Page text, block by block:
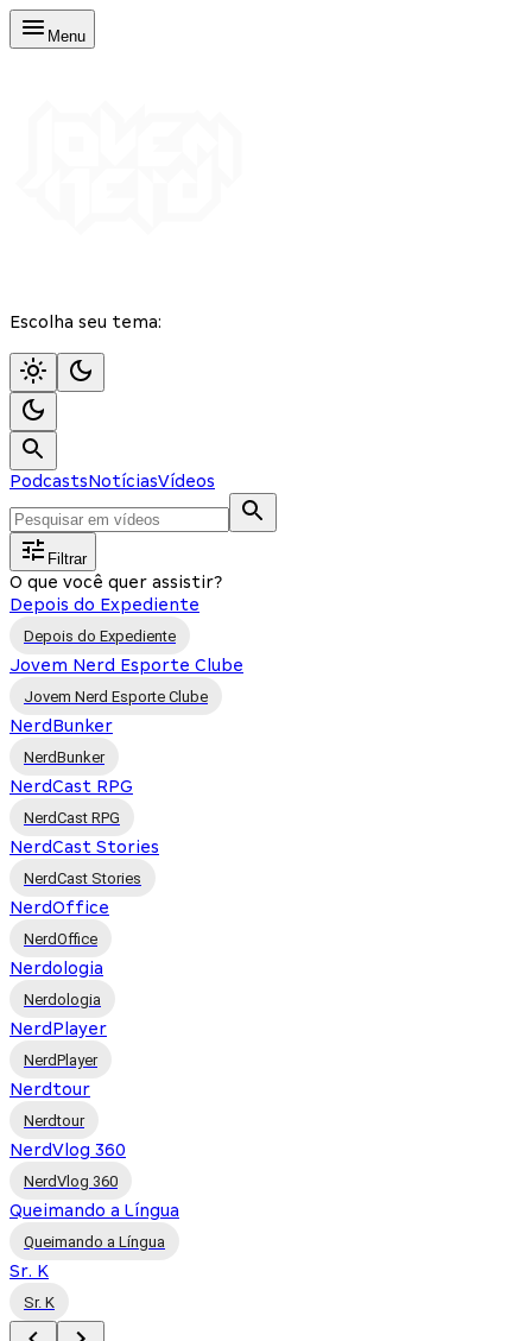
Menu
Escolha seu tema:
PodcastsNotíciasVídeos
Filtrar
O que você quer assistir?
Depois do Expediente
Depois do Expediente
Jovem Nerd Esporte Clube
Jovem Nerd Esporte Clube
NerdBunker
NerdBunker
NerdCast RPG
NerdCast RPG
NerdCast Stories
NerdCast Stories
NerdOffice
NerdOffice
Nerdologia
Nerdologia
NerdPlayer
NerdPlayer
Nerdtour
Nerdtour
NerdVlog 360
NerdVlog 360
Queimando a Língua
Queimando a Língua
Sr. K
Sr. K